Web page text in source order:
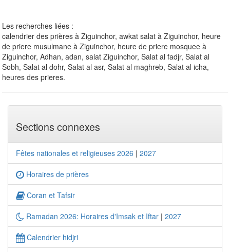
Les recherches liées :
calendrier des prières à Ziguinchor, awkat salat à Ziguinchor, heure
de priere musulmane à Ziguinchor, heure de priere mosquee à
Ziguinchor, Adhan, adan, salat Ziguinchor, Salat al fadjr, Salat al
Sobh, Salat al dohr, Salat al asr, Salat al maghreb, Salat al icha,
heures des prieres.
Sections connexes
Fêtes nationales et religieuses 2026 | 2027
Horaires de prières
Coran et Tafsir
Ramadan 2026: Horaires d'Imsak et Iftar | 2027
Calendrier hidjri